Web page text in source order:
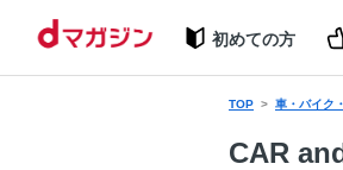
初めての方
TOP 車・バイク
CAR